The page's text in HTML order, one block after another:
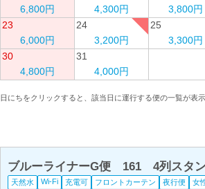
6,800円
4,300円
3,800円
23
6,000円
24
3,200円
25
3,300円
30
4,800円
31
4,000円
日にちをクリックすると、該当日に運行する便の一覧が表示
ブルーライナーG便 161 4列スタ
天然水 Wi-Fi 充電可 フロントカーテン 夜行便 女